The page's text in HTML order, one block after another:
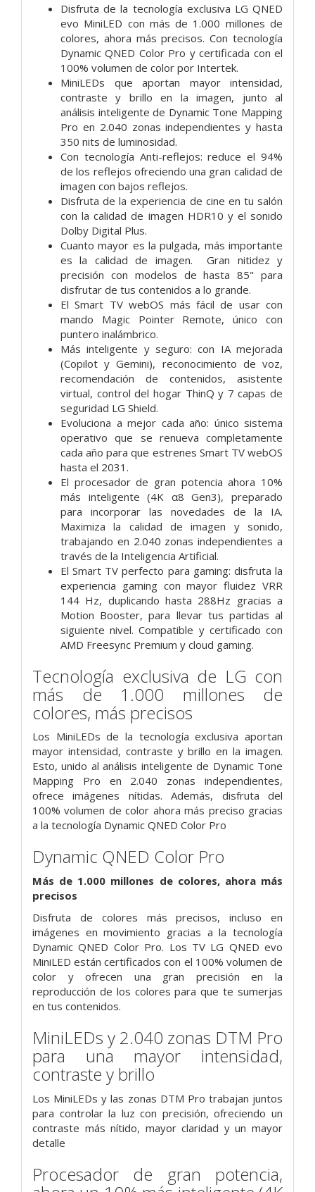
Disfruta de la tecnología exclusiva LG QNED
evo MiniLED con más de 1.000 millones de
colores, ahora más precisos. Con tecnología
Dynamic QNED Color Pro y certificada con el
100% volumen de color por Intertek.
MiniLEDs que aportan mayor intensidad,
contraste y brillo en la imagen, junto al
análisis inteligente de Dynamic Tone Mapping
Pro en 2.040 zonas independientes y hasta
350 nits de luminosidad.
Con tecnología Anti-reflejos: reduce el 94%
de los reflejos ofreciendo una gran calidad de
imagen con bajos reflejos.
Disfruta de la experiencia de cine en tu salón
con la calidad de imagen HDR10 y el sonido
Dolby Digital Plus.
Cuanto mayor es la pulgada, más importante
es la calidad de imagen. Gran nitidez y
precisión con modelos de hasta 85" para
disfrutar de tus contenidos a lo grande.
El Smart TV webOS más fácil de usar con
mando Magic Pointer Remote, único con
puntero inalámbrico.
Más inteligente y seguro: con IA mejorada
(Copilot y Gemini), reconocimiento de voz,
recomendación de contenidos, asistente
virtual, control del hogar ThinQ y 7 capas de
seguridad LG Shield.
Evoluciona a mejor cada año: único sistema
operativo que se renueva completamente
cada año para que estrenes Smart TV webOS
hasta el 2031.
El procesador de gran potencia ahora 10%
más inteligente (4K α8 Gen3), preparado
para incorporar las novedades de la IA.
Maximiza la calidad de imagen y sonido,
trabajando en 2.040 zonas independientes a
través de la Inteligencia Artificial.
El Smart TV perfecto para gaming: disfruta la
experiencia gaming con mayor fluidez VRR
144 Hz, duplicando hasta 288Hz gracias a
Motion Booster, para llevar tus partidas al
siguiente nivel. Compatible y certificado con
AMD Freesync Premium y cloud gaming.
Tecnología exclusiva de LG con
más de 1.000 millones de
colores, más precisos
Los MiniLEDs de la tecnología exclusiva aportan
mayor intensidad, contraste y brillo en la imagen.
Esto, unido al análisis inteligente de Dynamic Tone
Mapping Pro en 2.040 zonas independientes,
ofrece imágenes nítidas. Además, disfruta del
100% volumen de color ahora más preciso gracias
a la tecnología Dynamic QNED Color Pro
Dynamic QNED Color Pro
Más de 1.000 millones de colores, ahora más
precisos
Disfruta de colores más precisos, incluso en
imágenes en movimiento gracias a la tecnología
Dynamic QNED Color Pro. Los TV LG QNED evo
MiniLED están certificados con el 100% volumen de
color y ofrecen una gran precisión en la
reproducción de los colores para que te sumerjas
en tus contenidos.
MiniLEDs y 2.040 zonas DTM Pro
para una mayor intensidad,
contraste y brillo
Los MiniLEDs y las zonas DTM Pro trabajan juntos
para controlar la luz con precisión, ofreciendo un
contraste más nítido, mayor claridad y un mayor
detalle
Procesador de gran potencia,